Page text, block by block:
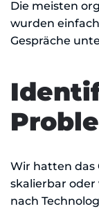
Die meisten
wurden
Gespräche
Wir hatten das
skalierbar oder
nach